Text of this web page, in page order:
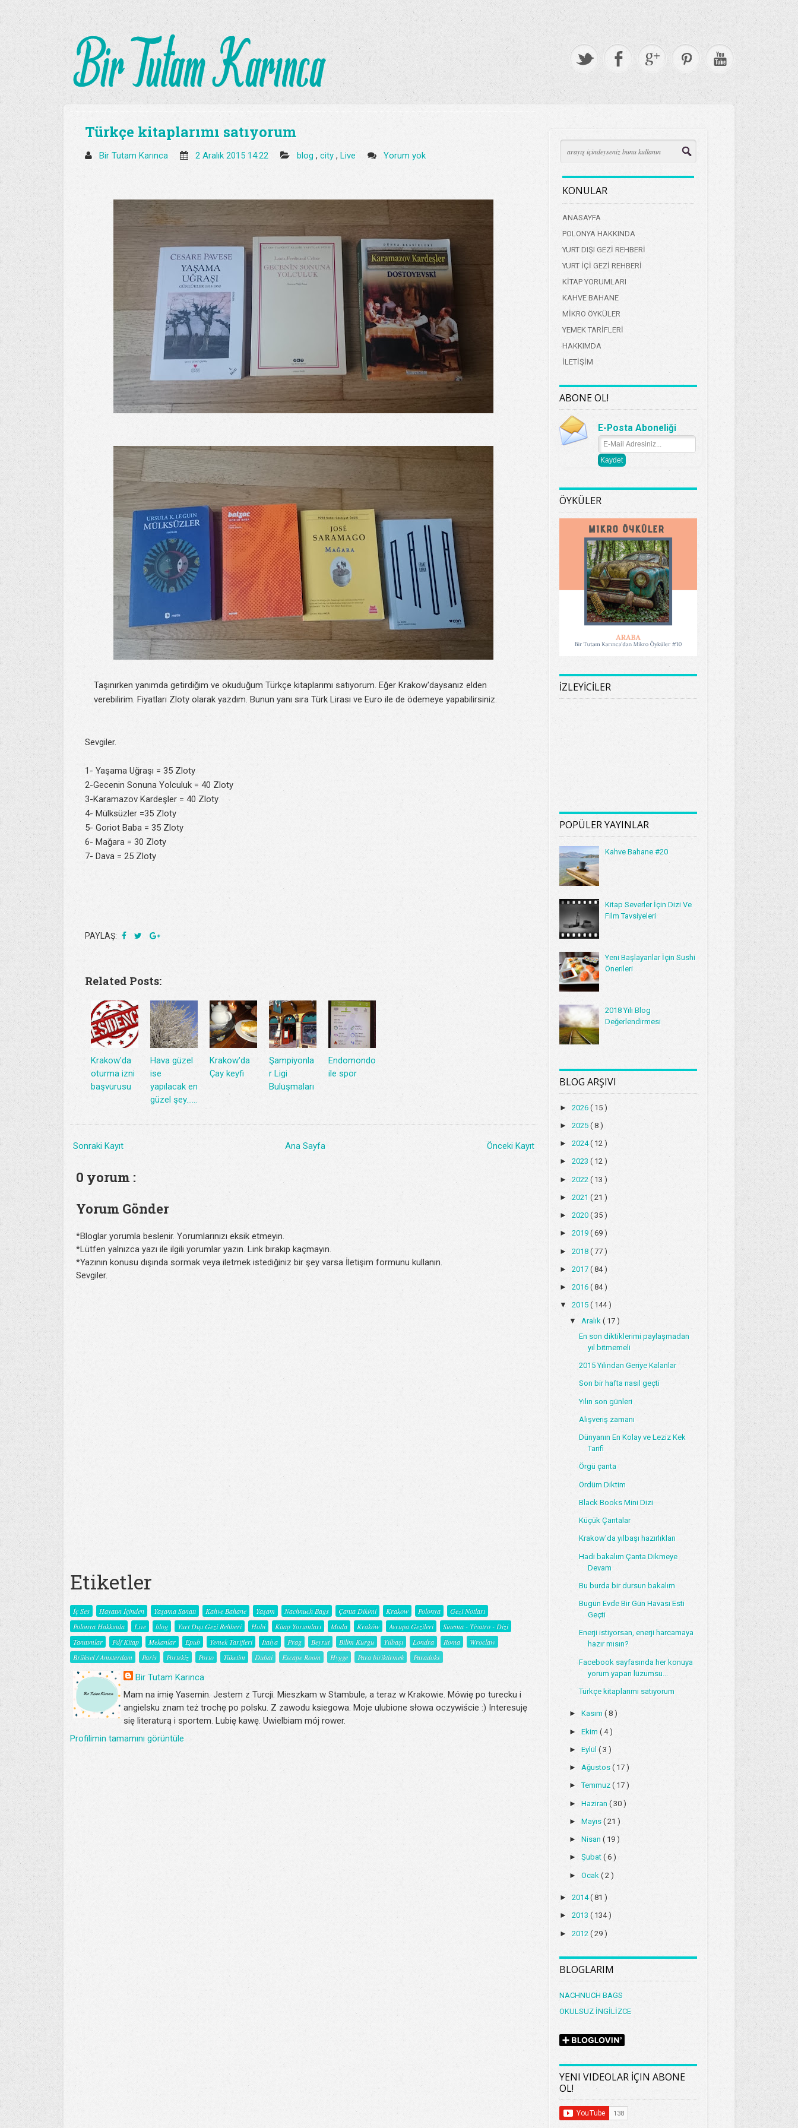
Türkçe kitaplarımı satıyorum
Bir Tutam Karınca 2 Aralık 2015 14:22 blog , city , Live Yorum yok
Taşınırken yanımda getirdiğim ve okuduğum Türkçe kitaplarımı satıyorum. Eğer Krakow'daysanız elden
verebilirim. Fiyatları Zloty olarak yazdım. Bunun yanı sıra Türk Lirası ve Euro ile de ödemeye yapabilirsiniz.
Sevgiler.
1- Yaşama Uğraşı = 35 Zloty
2-Gecenin Sonuna Yolculuk = 40 Zloty
3-Karamazov Kardeşler = 40 Zloty
4- Mülksüzler =35 Zloty
5- Goriot Baba = 35 Zloty
6- Mağara = 30 Zloty
7- Dava = 25 Zloty
PAYLAŞ:
Related Posts:
Krakow'da
oturma izni
başvurusu
Hava güzel
ise
yapılacak en
güzel şey......
Krakow'da
Çay keyfi
Şampiyonla
r Ligi
Buluşmaları
Endomondo
ile spor
Sonraki Kayıt Önceki Kayıt
Ana Sayfa
0 yorum :
Yorum Gönder
*Bloglar yorumla beslenir. Yorumlarınızı eksik etmeyin.
*Lütfen yalnızca yazı ile ilgili yorumlar yazın. Link bırakıp kaçmayın.
*Yazının konusu dışında sormak veya iletmek istediğiniz bir şey varsa İletişim formunu kullanın.
Sevgiler.
Etiketler
İç Ses Hayatın İçinden Yaşama Sanatı Kahve Bahane Yaşam Nachnuch Bags Çanta Dikimi Krakow Polonya
Gezi Notları
Polonya Hakkında
Live blog Yurt Dışı Gezi Rehberi Hobi Kitap Yorumları Moda Kraków Avrupa Gezileri
Sinema - Tiyatro - Dizi
Tanıtımlar
Pdf Kitap Mekanlar Epub Yemek Tarifleri İtalya Prag Beyrut Bilim Kurgu Yılbaşı Londra Roma
Wroclaw
Brüksel / Amsterdam
Paris Portekiz Porto Tüketim Dubai Escape Room Hygge Para biriktirmek Paradoks
Bir Tutam Karınca
Mam na imię Yasemin. Jestem z Turcji. Mieszkam w Stambule, a teraz w Krakowie. Mówię po turecku i
angielsku znam też trochę po polsku. Z zawodu ksiegowa. Moje ulubione słowa oczywiście :) Interesuję
się literaturą i sportem. Lubię kawę. Uwielbiam mój rower.
Profilimin tamamını görüntüle
KONULAR
ANASAYFA
POLONYA HAKKINDA
YURT DIŞI GEZİ REHBERİ
YURT İÇİ GEZİ REHBERİ
KİTAP YORUMLARI
KAHVE BAHANE
MİKRO ÖYKÜLER
YEMEK TARİFLERİ
HAKKIMDA
İLETİŞİM
ABONE OL!
E-Posta Aboneliği
ÖYKÜLER
İZLEYİCİLER
POPÜLER YAYINLAR
Kahve Bahane #20
Kitap Severler İçin Dizi Ve
Film Tavsiyeleri
Yeni Başlayanlar İçin Sushi
Önerileri
2018 Yılı Blog
Değerlendirmesi
BLOG ARŞIVI
►2026( 15 )
►2025( 8 )
►2024( 12 )
►2023( 12 )
►2022( 13 )
►2021( 21 )
►2020( 35 )
►2019( 69 )
►2018( 77 )
►2017( 84 )
►2016( 84 )
▼2015( 144 )
▼ Aralık ( 17 )
En son diktiklerimi paylaşmadan
yıl bitmemeli
2015 Yılından Geriye Kalanlar
Son bir hafta nasıl geçti
Yılın son günleri
Alışveriş zamanı
Dünyanın En Kolay ve Leziz Kek
Tarifi
Örgü çanta
Ördüm Diktim
Black Books Mini Dizi
Küçük Çantalar
Krakow'da yılbaşı hazırlıkları
Hadi bakalım Çanta Dikmeye
Devam
Bu burda bir dursun bakalım
Bugün Evde Bir Gün Havası Esti
Geçti
Enerji istiyorsan, enerji harcamaya
hazır mısın?
Facebook sayfasında her konuya
yorum yapan lüzumsu...
Türkçe kitaplarımı satıyorum
► Kasım ( 8 )
► Ekim ( 4 )
► Eylül ( 3 )
► Ağustos ( 17 )
►Temmuz ( 17 )
► Haziran ( 30 )
► Mayıs ( 21 )
► Nisan ( 19 )
► Şubat ( 6 )
► Ocak ( 2 )
►2014( 81 )
►2013( 134 )
►2012( 29 )
BLOGLARIM
NACHNUCH BAGS
OKULSUZ İNGİLİZCE
YENI VIDEOLAR İÇIN ABONE
OL!